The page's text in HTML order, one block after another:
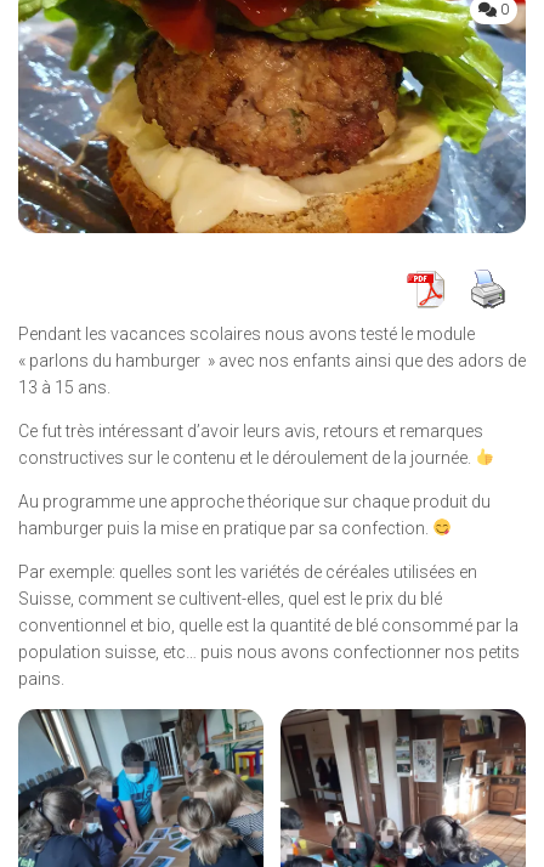
0
Pendant les vacances scolaires nous avons testé le module
« parlons du hamburger » avec nos enfants ainsi que des adors de
13 à 15 ans.
Ce fut très intéressant d’avoir leurs avis, retours et remarques
constructives sur le contenu et le déroulement de la journée.
Au programme une approche théorique sur chaque produit du
hamburger puis la mise en pratique par sa confection.
Par exemple: quelles sont les variétés de céréales utilisées en
Suisse, comment se cultivent-elles, quel est le prix du blé
conventionnel et bio, quelle est la quantité de blé consommé par la
population suisse, etc… puis nous avons confectionner nos petits
pains.